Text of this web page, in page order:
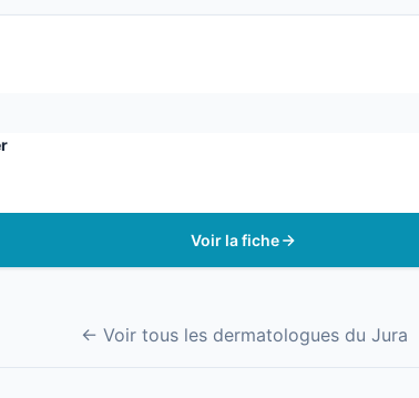
Voir la fiche
← Voir tous les dermatologues du Jura